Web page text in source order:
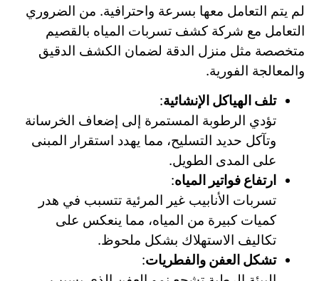
لم يتم التعامل معها بسرعة واحترافية. من الضروري
التعامل مع شركة كشف تسربات المياه بالقصيم
متخصصة مثل منزل الدقة لضمان الكشف الدقيق
والمعالجة الفورية.
تلف الهياكل الإنشائية:
تؤدي الرطوبة المستمرة إلى إضعاف الخرسانة
وتآكل حديد التسليح، مما يهدد استقرار المبنى
على المدى الطويل.
ارتفاع فواتير المياه:
تسربات الأنابيب غير المرئية تتسبب في هدر
كميات كبيرة من المياه، مما ينعكس على
تكاليف الاستهلاك بشكل ملحوظ.
تشكل العفن والفطريات: